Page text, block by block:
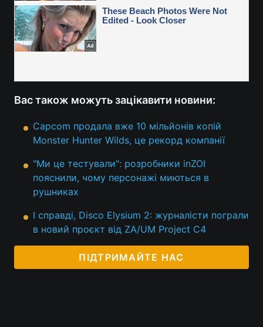
Вас також можуть зацікавити новини:
Capcom продала вже 10 мільйонів копій
Monster Hunter Wilds, це рекорд компанії
"Ми це тестували": розробники inZOI
пояснили, чому персонажі миються в
рушниках
І справді, Disco Elysium 2: журналісти пограли
в новий проєкт від ZA/UM Project C4
ПІДТРИМАЙТЕ НАС